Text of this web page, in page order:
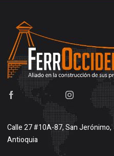
Calle 27 #10A-87, San Jerónimo,
Antioquia